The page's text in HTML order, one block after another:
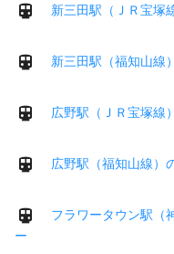
新三田駅（ＪＲ宝塚
新三田駅（福知山線
広野駅（ＪＲ宝塚線
広野駅（福知山線）
フラワータウン駅（
ー